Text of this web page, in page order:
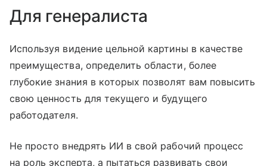
Для генералиста
Используя видение цельной картины в качестве
преимущества, определить области, более
глубокие знания в которых позволят вам повысить
свою ценность для текущего и будущего
работодателя.
Не просто внедрять ИИ в свой рабочий процесс
на роль эксперта, а пытаться развивать свои